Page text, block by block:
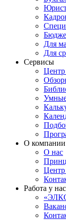
Для
Для
Сервисы
Центр
О компании
О нас
Центр
Работа у нас